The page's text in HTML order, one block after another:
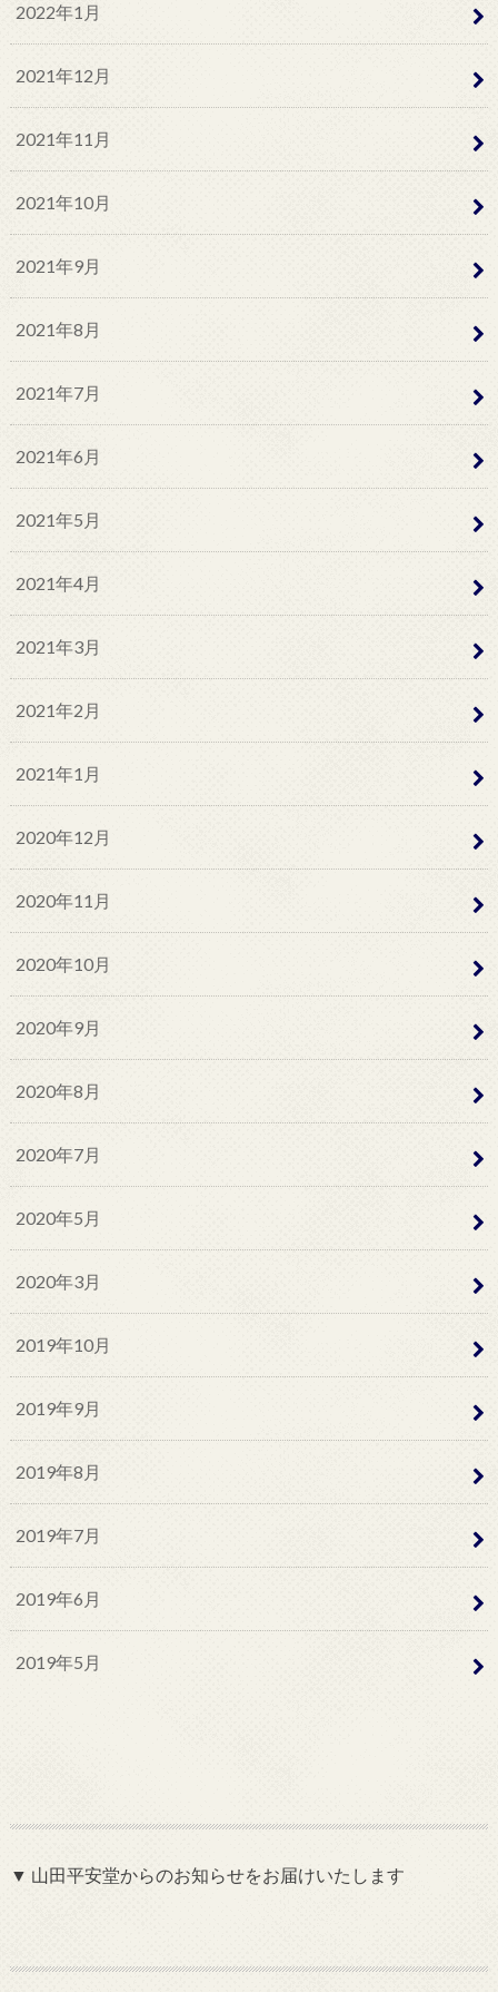
2022年1月
2021年12月
2021年11月
2021年10月
2021年9月
2021年8月
2021年7月
2021年6月
2021年5月
2021年4月
2021年3月
2021年2月
2021年1月
2020年12月
2020年11月
2020年10月
2020年9月
2020年8月
2020年7月
2020年5月
2020年3月
2019年10月
2019年9月
2019年8月
2019年7月
2019年6月
2019年5月
▼ 山田平安堂からのお知らせをお届けいたします